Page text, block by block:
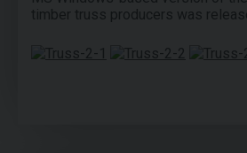
timber truss producers was